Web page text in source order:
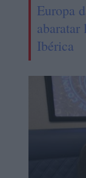
Europa
abaratar
Ibérica